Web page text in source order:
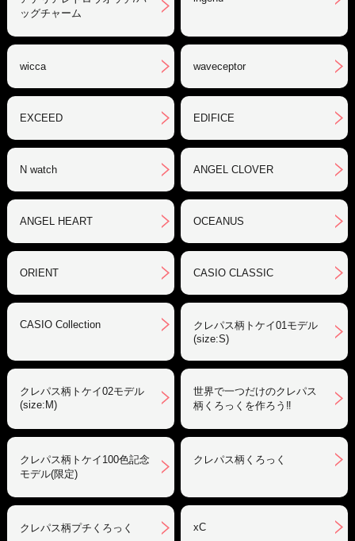
ッグチャーム
wicca waveceptor
EXCEED EDIFICE
N watch ANGEL CLOVER
ANGEL HEART OCEANUS
ORIENT CASIO CLASSIC
CASIO Collection
クレパス柄トケイ01モデル
(size:S)
クレパス柄トケイ02モデル
(size:M)
世界で一つだけのクレパス
柄くろっくを作ろう‼︎
クレパス柄トケイ100色記念
モデル(限定)
クレパス柄くろっく
クレパス柄プチくろっく xC